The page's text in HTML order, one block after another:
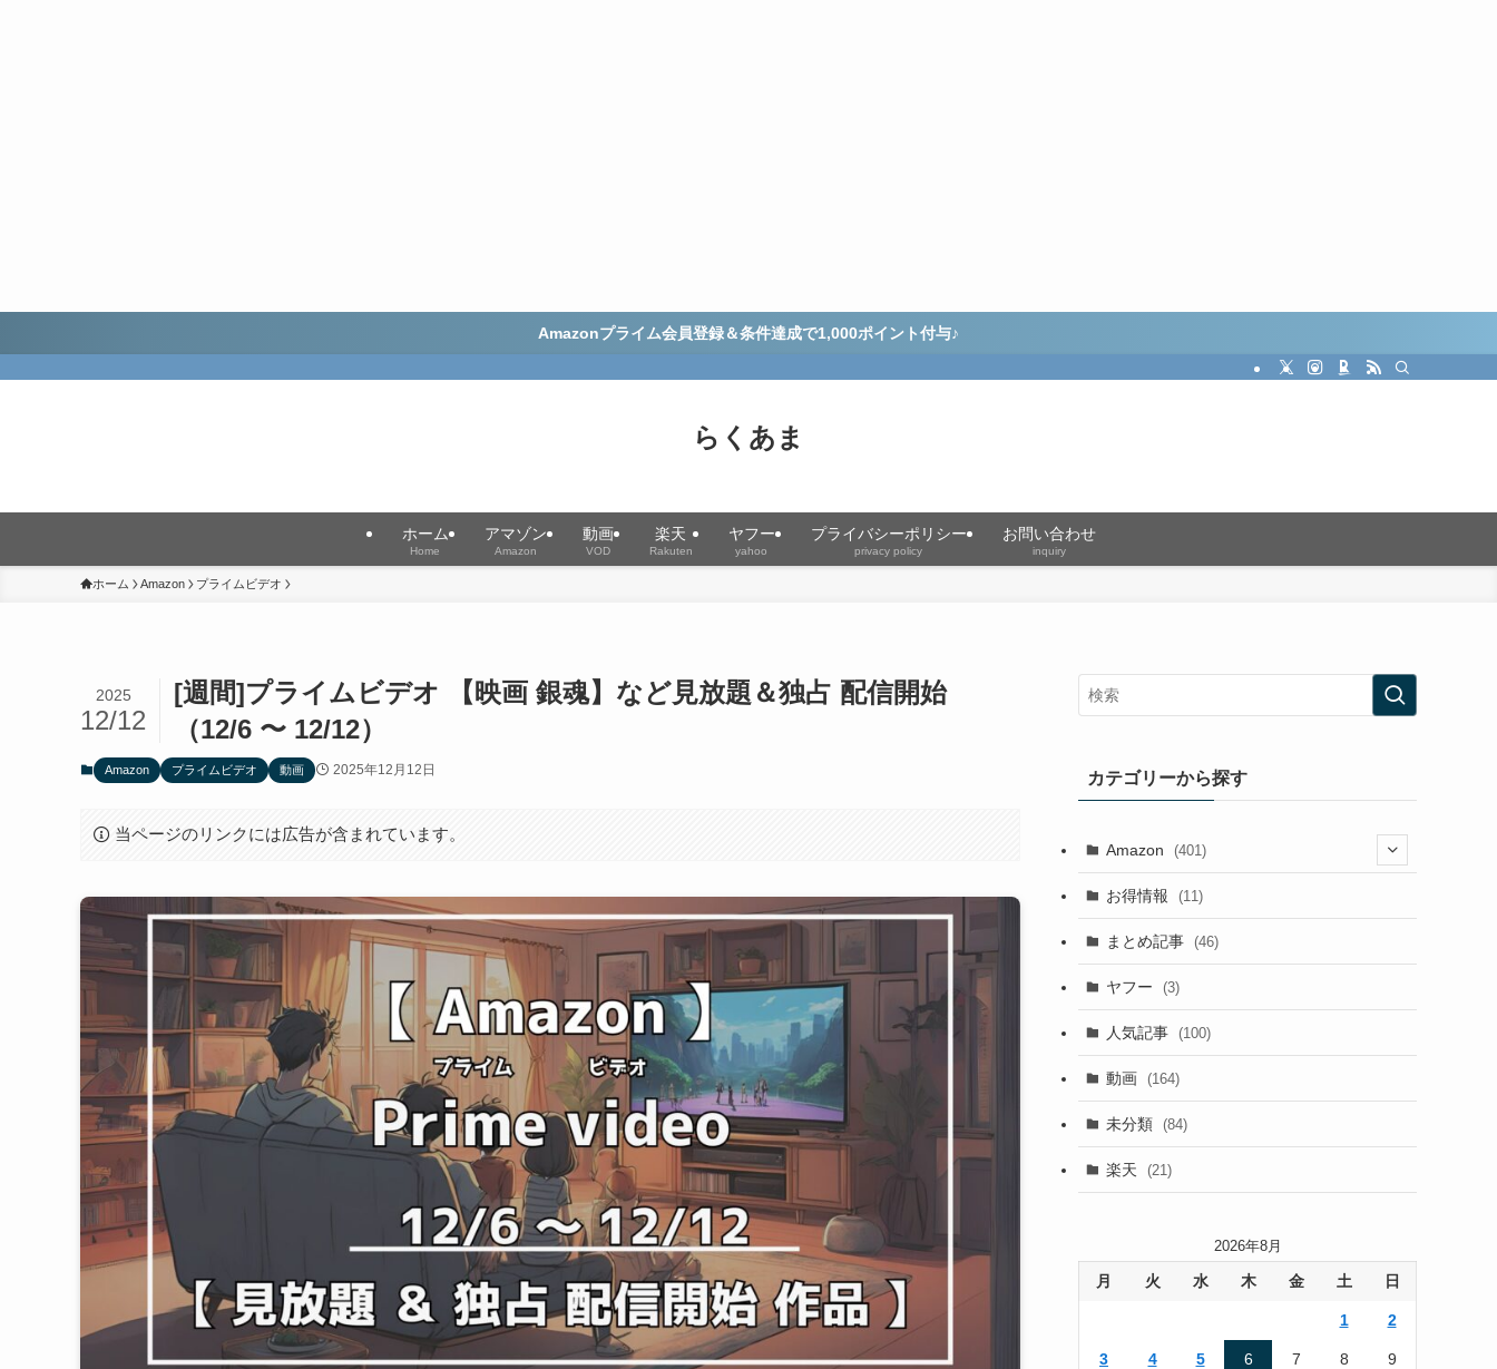
Amazonプライム会員登録＆条件達成で1,000ポイント付与♪
らくあま
ホーム
Home
アマゾン
Amazon
動画
VOD
楽天
Rakuten
ヤフー
yahoo
プライバシーポリシー
privacy policy
お問い合わせ
inquiry
ホーム Amazon プライムビデオ
[週間]プライムビデオ 【映画 銀魂】など見放題＆独占 配信開始
（12/6 〜 12/12）
2025
12/12
Amazon プライムビデオ 動画 2025年12月12日
当ページのリンクには広告が含まれています。
カテゴリーから探す
Amazon (401)
(105)
(186)
お得情報 (11)
まとめ記事 (46)
ヤフー (3)
人気記事 (100)
動画 (164)
未分類 (84)
楽天 (21)
2026年8月
月 火 水 木 金 土 日
1 2
3 4 5 6 7 8 9